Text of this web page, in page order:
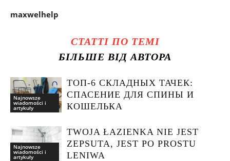
maxwelhelp
СТАТТІ ПО ТЕМІ
БІЛЬШЕ ВІД АВТОРА
Najnowsze
wiadomości i
artykuły
ТОП-6 СКЛАДНЫХ ТАЧЕК:
СПАСЕНИЕ ДЛЯ СПИНЫ И
КОШЕЛЬКА
Najnowsze
wiadomości i
artykuły
TWOJA ŁAZIENKA NIE JEST
ZEPSUTA, JEST PO PROSTU
LENIWA